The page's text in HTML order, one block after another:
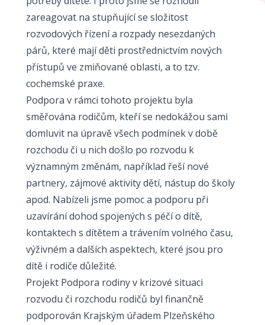
zareagovat na stupňující se složitost
rozvodových řízení a rozpady nesezdaných
párů, které mají děti prostřednictvím nových
přístupů ve zmiňované oblasti, a to tzv.
cochemské praxe.
Podpora v rámci tohoto projektu byla
směřována rodičům, kteří se nedokážou sami
domluvit na úpravě všech podmínek v době
rozchodu či u nich došlo po rozvodu k
významným změnám, například řeší nové
partnery, zájmové aktivity dětí, nástup do školy
apod. Nabízeli jsme pomoc a podporu při
uzavírání dohod spojených s péčí o dítě,
kontaktech s dítětem a trávením volného času,
výživném a dalších aspektech, které jsou pro
dítě i rodiče důležité.
Projekt Podpora rodiny v krizové situaci
rozvodu či rozchodu rodičů byl finančně
podporován Krajským úřadem Plzeňského